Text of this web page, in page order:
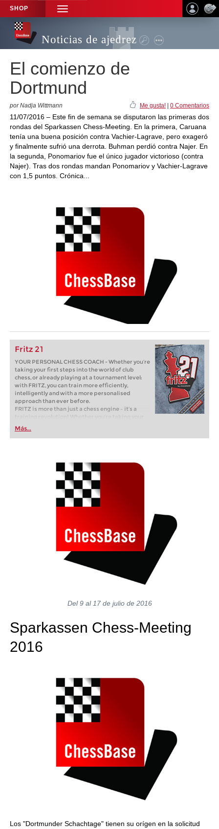
SHOP
TOGGLE
NAVIGATION
Noticias de ajedrez
El comienzo de
Dortmund
por Nadja Wittmann Me gusta! 0 Comentarios
11/07/2016 – Este fin de semana se disputaron las primeras dos
rondas del Sparkassen Chess-Meeting. En la primera, Caruana
tenía una buena posición contra Vachier-Lagrave, pero exageró
y finalmente sufrió una derrota. Buhman perdió contra Najer. En
la segunda, Ponomariov fue el único jugador victorioso (contra
Najer). Tras dos rondas mandan Ponomariov y Vachier-Lagrave
con 1,5 puntos. Crónica...
Fritz 21
YOUR PERSONAL CHESS COACH - Whether you’re
taking your first steps into the world of club
chess, or already playing at a tournament level:
with FRITZ, you can train more efficiently,
intelligently and with a more personalised
approach than ever before.
FRITZ is more than just a chess engine – it’s a
training revolution! Whether you’re taking your
first steps into the world of club chess, or already
playing at a tournament level: with FRITZ, you can
train more efficiently, intelligently and with a
Más...
Del 9 al 17 de julio de 2016
Sparkassen Chess-Meeting
2016
Los "Dortmunder Schachtage" tienen su orígen en la solicitud